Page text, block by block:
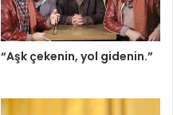
“Aşk çekenin, yol gidenin.”